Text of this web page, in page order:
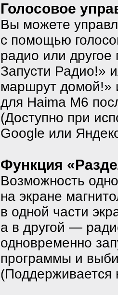
Голосовое
Вы можете
с помощью
радио или другое
Запусти Радио!»
маршрут домой!»
для Haima M6
(Доступно при
Google или
Функция
Возможность
на экране
в одной части
а в другой —
одновременно
программы и